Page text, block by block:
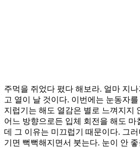
주먹을 쥐었다 폈다 해보라. 얼마 지
고 열이 날 것이다. 이번에는 눈동자
지럽기는 해도 열감은 별로 느껴지지
어느 방향으로든 입체 회전을 해도 마
데 그 이유는 미끄럽기 때문이다. 그
기면 뻑뻑해지면서 붓는다. 눈이 안